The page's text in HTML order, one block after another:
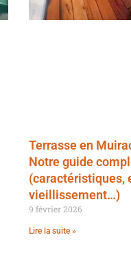
Terrasse en
Notre guide
(caractéristiques,
vieillissement…)
9 février 2026
Lire la suite »